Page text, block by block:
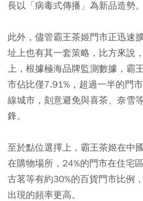
長以「病毒式傳播」為新品造勢。
此外，儘管霸王茶姬門市正迅速
址上也有其一套策略，比方來說
上，根據極海品牌監測數據，霸
市佔比僅7.91%，超過一半的門
線城市，刻意避免與喜茶、奈雪
鋒。
至於點位選擇上，霸王茶姬在中
在購物場所，24%的門市在住宅
古茗等有約30%的百貨門市比例
出現的頻率更高。